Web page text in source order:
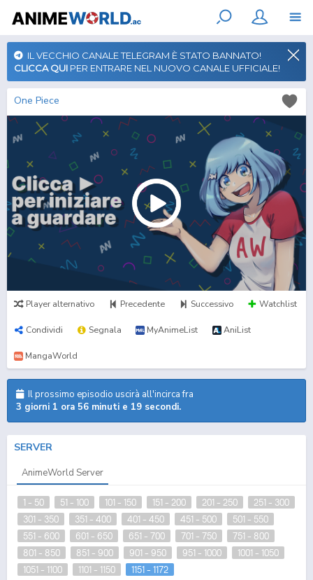
IL VECCHIO CANALE TELEGRAM È STATO BANNATO!
CLICCA QUI PER ENTRARE NEL NUOVO CANALE UFFICIALE!
One Piece
Player alternativo Precedente Successivo Watchlist
Condividi Segnala MyAnimeList AniList
MangaWorld
Il prossimo episodio uscirà all'incirca fra
3 giorni 1 ora 56 minuti e 18 secondi.
SERVER
AnimeWorld Server
1 - 50 51 - 100 101 - 150 151 - 200 201 - 250
251 - 300
301 - 350
351 - 400 401 - 450 451 - 500
501 - 550
551 - 600
601 - 650 651 - 700 701 - 750
751 - 800
801 - 850
851 - 900 901 - 950 951 - 1000
1001 - 1050
1051 - 1100
1101 - 1150 1151 - 1172